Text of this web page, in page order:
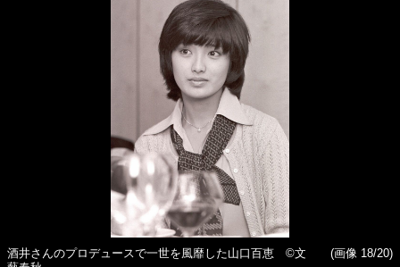
酒井さんのプロデュースで一世を風靡した山口百恵 ©️文
(画像 18/20)